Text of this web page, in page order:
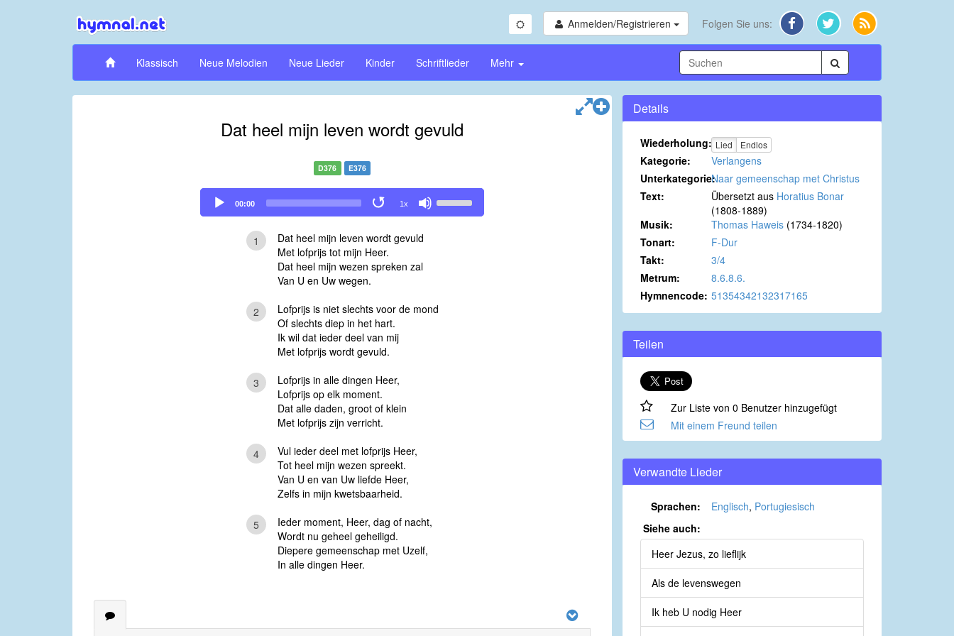
Anmelden/Registrieren Folgen Sie uns:
Klassisch Neue Melodien Neue Lieder Kinder Schriftlieder Mehr
Dat heel mijn leven wordt gevuld
D376 E376
Audio
Player
00:00 1x
Up/Down
volume.
1
Dat heel mijn leven wordt gevuld
Met lofprijs tot mijn Heer.
Dat heel mijn wezen spreken zal
Van U en Uw wegen.
2
Lofprijs is niet slechts voor de mond
Of slechts diep in het hart.
Ik wil dat ieder deel van mij
Met lofprijs wordt gevuld.
3
Lofprijs in alle dingen Heer,
Lofprijs op elk moment.
Dat alle daden, groot of klein
Met lofprijs zijn verricht.
4
Vul ieder deel met lofprijs Heer,
Tot heel mijn wezen spreekt.
Van U en van Uw liefde Heer,
Zelfs in mijn kwetsbaarheid.
5
Ieder moment, Heer, dag of nacht,
Wordt nu geheel geheiligd.
Diepere gemeenschap met Uzelf,
In alle dingen Heer.
Details
Wiederholung: Lied Endlos
Kategorie:
Verlangens
Unterkategorie:Naar gemeenschap met Christus
Text:
Übersetzt aus Horatius Bonar
(1808-1889)
Musik:
Thomas Haweis (1734-1820)
Tonart:
F-Dur
Takt:
3/4
Metrum:
8.6.8.6.
Hymnencode: 51354342132317165
Teilen
Zur Liste von 0 Benutzer hinzugefügt
Mit einem Freund teilen
Verwandte Lieder
Sprachen: Englisch, Portugiesisch
Siehe auch:
Heer Jezus, zo lieflijk
Als de levenswegen
Ik heb U nodig Heer